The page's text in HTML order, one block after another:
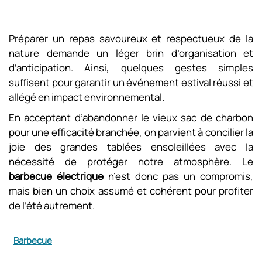
Préparer un repas savoureux et respectueux de la
nature demande un léger brin d’organisation et
d’anticipation. Ainsi, quelques gestes simples
suffisent pour garantir un événement estival réussi et
allégé en impact environnemental.
En acceptant d’abandonner le vieux sac de charbon
pour une efficacité branchée, on parvient à concilier la
joie des grandes tablées ensoleillées avec la
nécessité de protéger notre atmosphère. Le
barbecue électrique n’est donc pas un compromis,
mais bien un choix assumé et cohérent pour profiter
de l’été autrement.
Barbecue